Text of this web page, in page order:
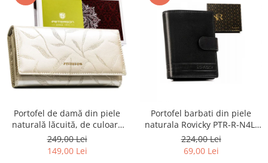
Portofel de damă din piele
naturală lăcuită, de culoare
bej, cu închidere cu capsă -
Peterson
249,00 Lei
149,00 Lei
Portofel barbati din piele
naturala Rovicky PTR-R-N4L-
GAT-8922 B+B
224,00 Lei
69,00 Lei